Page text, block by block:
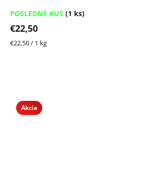
POSLEDNÝ KUS (1 ks)
€22,50
Jednotková
€22,50 / 1 kg
Akcia